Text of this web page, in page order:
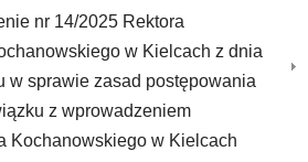
nr 14/2025 Rektora
w Kielcach z dnia
w sprawie zasad postępowania
z wprowadzeniem
Kochanowskiego w Kielcach